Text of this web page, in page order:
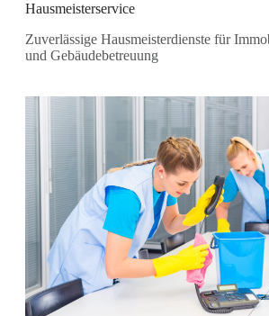
Hausmeisterservice
Zuverlässige Hausmeisterdienste für
und Gebäudebetreuung